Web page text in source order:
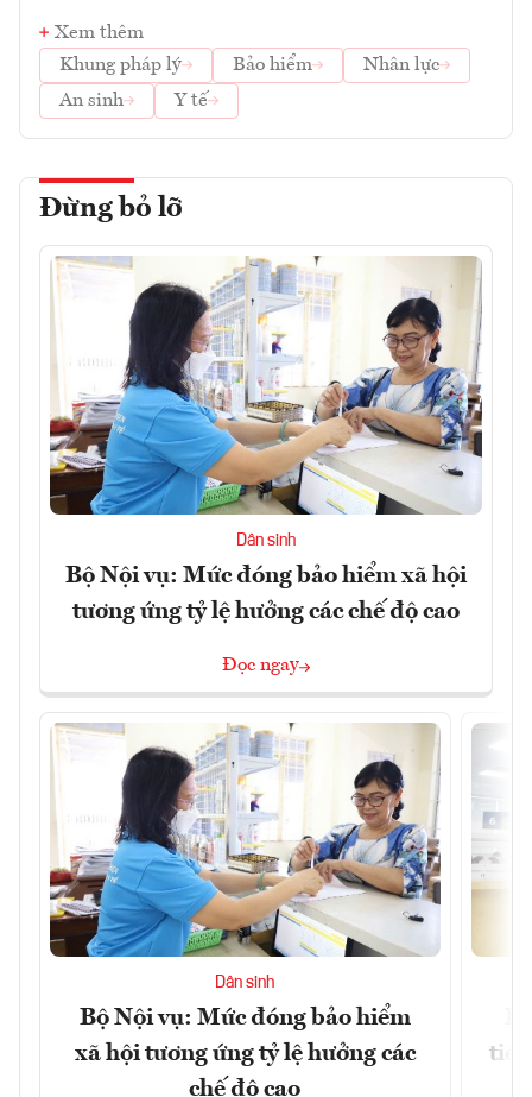
Xem thêm
Khung pháp lý
Bảo hiểm
Nhân lực
An sinh
Y tế
Đừng bỏ lỡ
Dân sinh
Bộ Nội vụ: Mức đóng bảo hiểm xã hội
tương ứng tỷ lệ hưởng các chế độ cao
Đọc ngay
Dân sinh
Bộ Nội vụ: Mức đóng bảo hiểm
xã hội tương ứng tỷ lệ hưởng các
chế độ cao